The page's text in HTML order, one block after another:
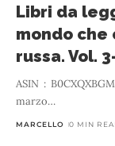
Libri da
mondo che
russa. Vol.
ASIN ‏ : ‎ B0CXQXBGM3 Editore ‏ : ‎ G.O.L. Impresa Sociale S.r.l. (19
marzo…
MARCELLO 0 MIN